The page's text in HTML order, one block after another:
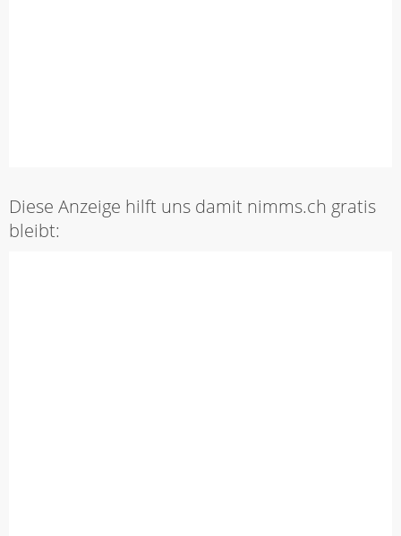
Diese Anzeige hilft uns damit nimms.ch gratis
bleibt: